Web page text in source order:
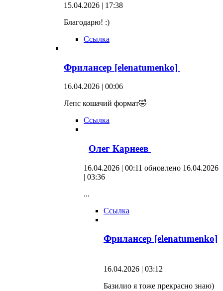
15.04.2026 | 17:38
Благодарю! :)
Ссылка
Фрилансер [elenatumenko]
16.04.2026 | 00:06
Лепс кошачий формат🤣
Ссылка
Олег Карнеев
16.04.2026 | 00:11 обновлено 16.04.2026
| 03:36
...
Ссылка
Фрилансер [elenatumenko]
16.04.2026 | 03:12
Базилио я тоже прекрасно знаю)